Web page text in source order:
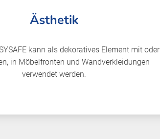
Ästhetik
kann als dekoratives Element mit oder
in Möbelfronten und Wandverkleidungen
verwendet werden.